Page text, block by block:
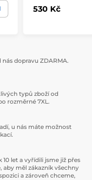
530 Kč
dopravu ZDARMA.
typů zboží od
rozměrné 7XL.
u nás máte možnost
let a vyřídili jsme již přes
aby měl zákazník všechny
a zároveň chceme,